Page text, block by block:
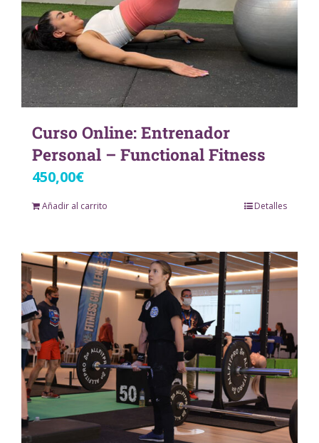
Curso Online: Entrenador
Personal – Functional Fitness
450,00€
Añadir al carrito Detalles